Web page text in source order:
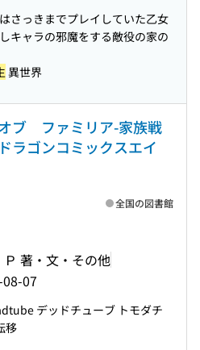
さっきまでプレイしていた乙女
キャラの邪魔をする敵役の家の
異世界
ブ ファミリア-家族戦
ゴンコミックスエイ
著・文・その他
07
全国の図書館
デッドチューブ トモダチ
移